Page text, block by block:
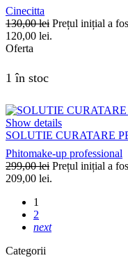
Cinecitta
130,00lei Prețul inițial a
120,00 lei.
Oferta
1 în stoc
Show details
SOLUTIE CURATARE
Phitomake-up professional
299,00lei Prețul inițial a
209,00 lei.
1
2
next
Categorii